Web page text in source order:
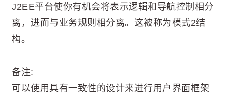
J2EE平台使你有机会将表示逻辑和导航控制相分
离，进而与业务规则相分离。这被称为模式2结
构。
备注:
可以使用具有一致性的设计来进行用户界面框架